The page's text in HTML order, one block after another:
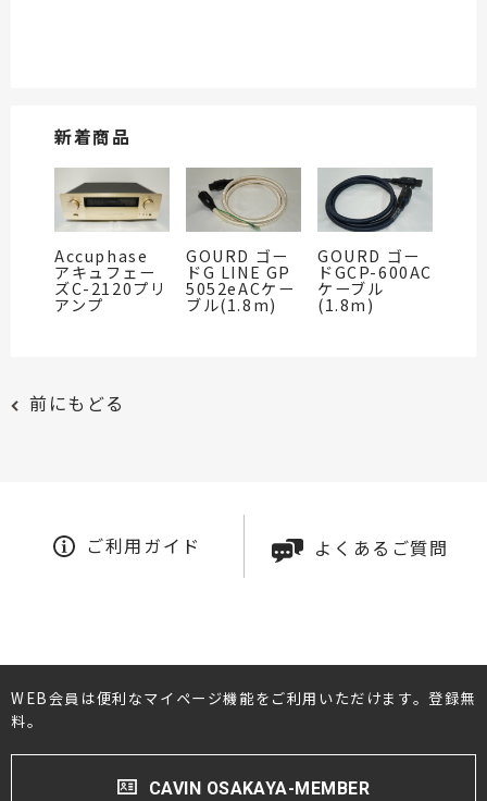
新着商品
Accuphase
アキュフェー
ズC-2120プリ
アンプ
GOURD ゴー
ドG LINE GP
5052eACケー
ブル(1.8m)
GOURD ゴー
ドGCP-600AC
ケーブル
(1.8m)
前にもどる
ご利用ガイド よくあるご質問
WEB会員は便利なマイページ機能をご利用いただけます。登録無
料。
CAVIN OSAKAYA-MEMBER